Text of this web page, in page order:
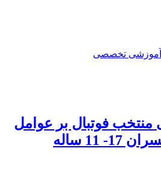
آموزشی تخصصی
منتخب فوتبال بر عوامل
11 ساله